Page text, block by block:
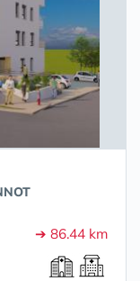
➔ 86.44 km